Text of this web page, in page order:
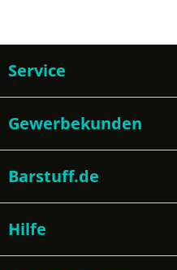
Service
Gewerbekunden
Barstuff.de
Hilfe